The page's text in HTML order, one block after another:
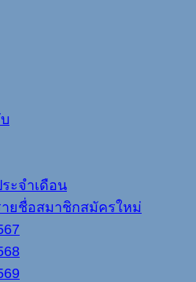
ะจำเดือน
ายชื่อสมาชิกสมัครใหม่